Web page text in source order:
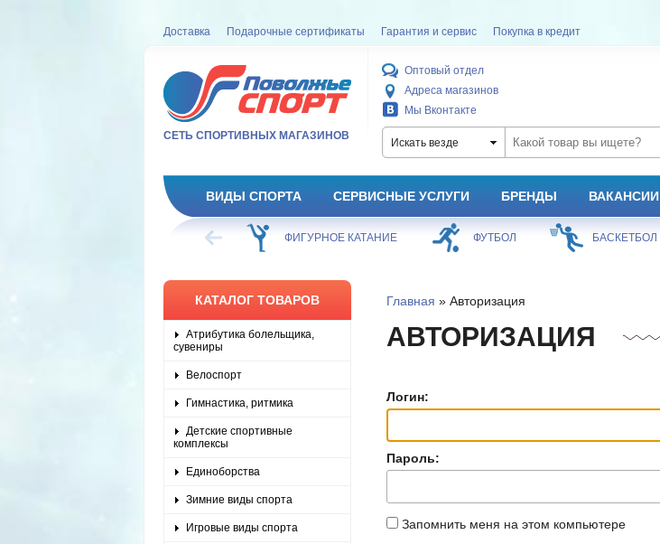
Доставка Подарочные сертификаты Гарантия и сервис Покупка в кредит
СЕТЬ СПОРТИВНЫХ МАГАЗИНОВ
Оптовый отдел
Адреса магазинов
Мы Вконтакте
Искать везде
ВИДЫ СПОРТА СЕРВИСНЫЕ УСЛУГИ БРЕНДЫ ВАКАНСИИ
ХОККЕЙ ФИГУРНОЕ КАТАНИЕ ФУТБОЛ БАСКЕТБОЛ
КАТАЛОГ ТОВАРОВ
Атрибутика болельщика,
сувениры
Велоспорт
Гимнастика, ритмика
Детские спортивные
комплексы
Единоборства
Зимние виды спорта
Игровые виды спорта
Главная » Авторизация
АВТОРИЗАЦИЯ
Логин:
Пароль:
Запомнить меня на этом компьютере